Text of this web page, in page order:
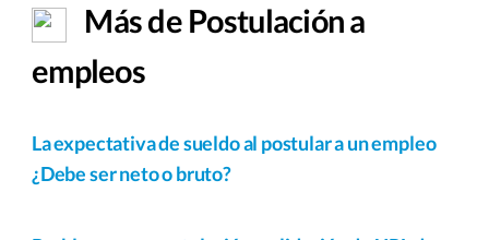
Más de Postulación a
empleos
La expectativa de sueldo al postular a un empleo
¿Debe ser neto o bruto?